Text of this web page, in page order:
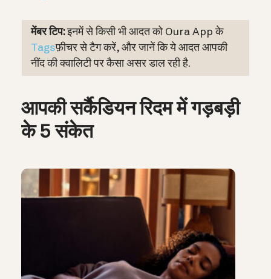
मेंबर टिप:इनमें से किसी भी आदत को Oura App के
Tagsफ़ीचर से टैग करें, और जानें कि ये आदत आपकी
नींद की क्वालिटी पर कैसा असर डाल रही है.
आपकी सर्कैडियन रिदम में गड़बड़ी
के 5 संकेत